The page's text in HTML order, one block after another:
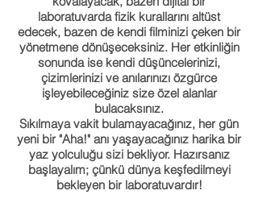
laboratuvarda fizik kurallarını altüst
edecek, bazen de kendi filminizi çeken bir
yönetmene dönüşeceksiniz. Her etkinliğin
sonunda ise kendi düşüncelerinizi,
çizimlerinizi ve anılarınızı özgürce
işleyebileceğiniz size özel alanlar
bulacaksınız.
Sıkılmaya vakit bulamayacağınız, her gün
yeni bir "Aha!" anı yaşayacağınız harika bir
yaz yolculuğu sizi bekliyor. Hazırsanız
başlayalım; çünkü dünya keşfedilmeyi
bekleyen bir laboratuvardır!